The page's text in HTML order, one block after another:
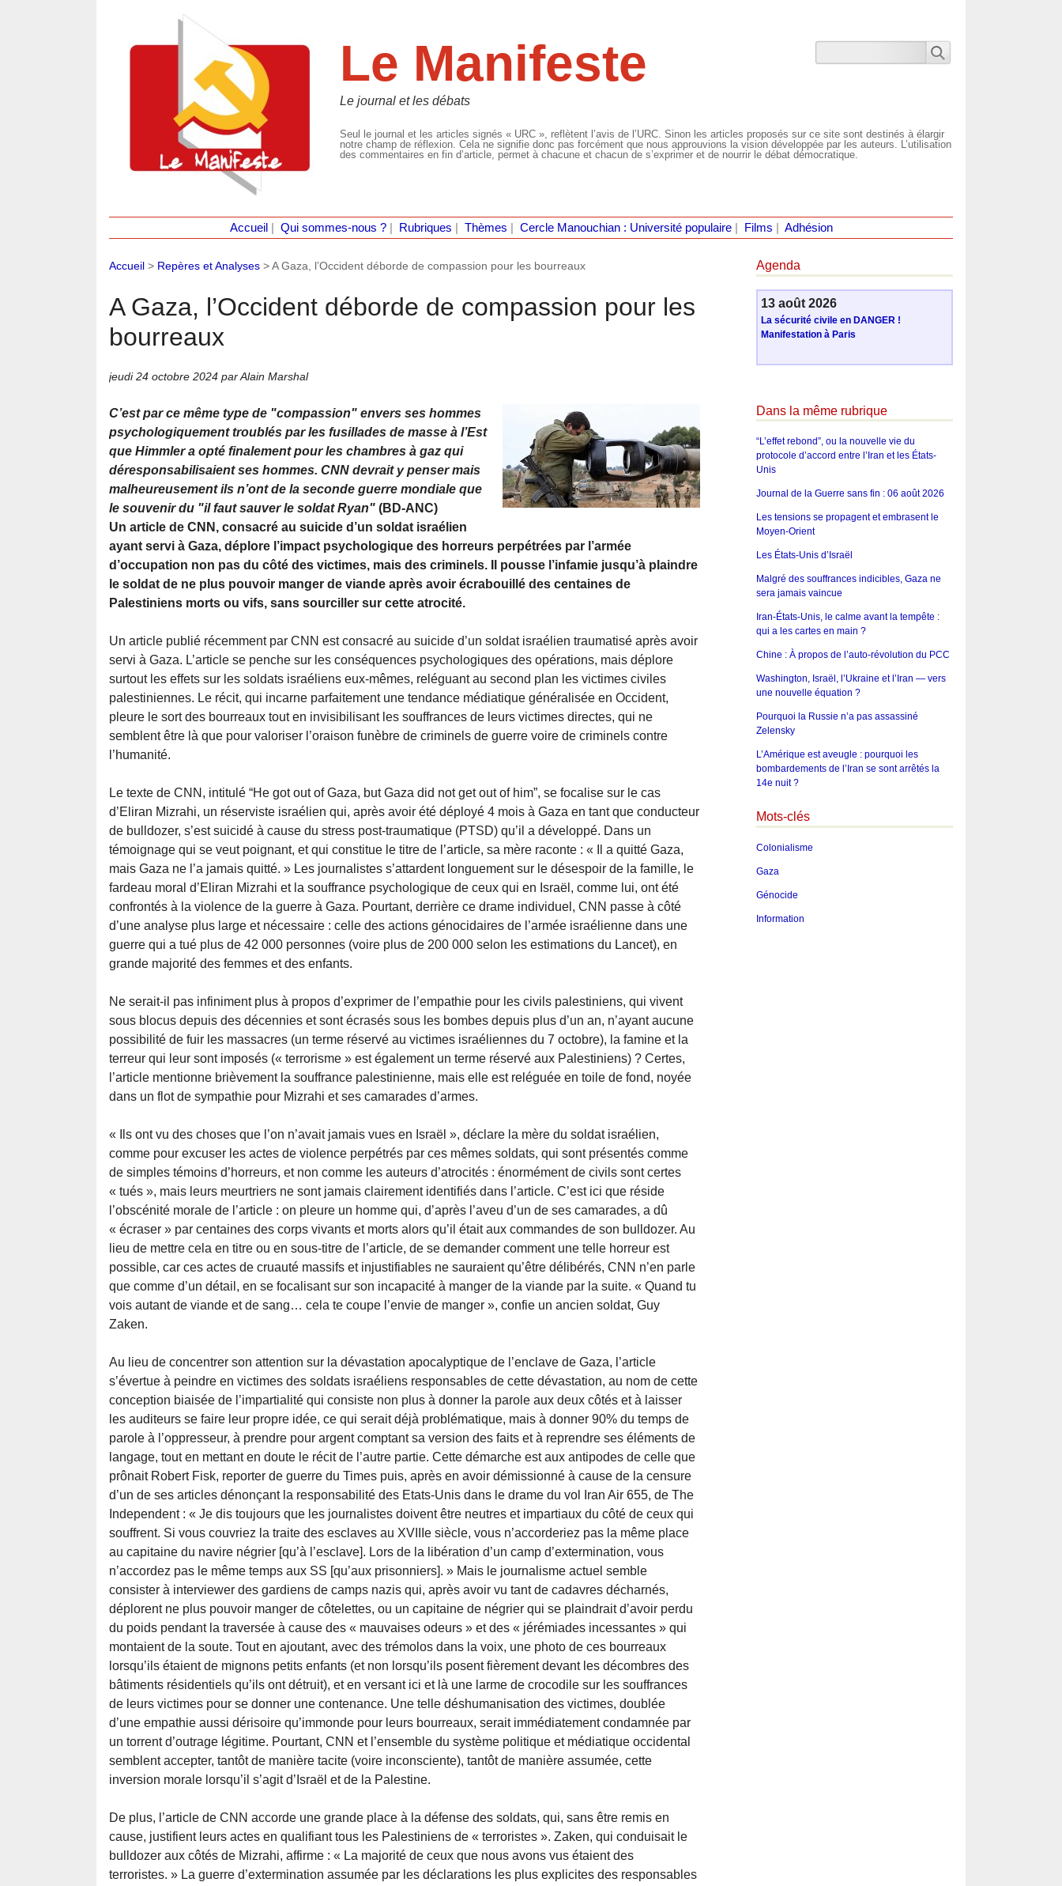
Le Manifeste
Le journal et les débats
Seul le journal et les articles signés « URC », reflètent l’avis de l’URC. Sinon les articles proposés sur ce site sont destinés à élargir
notre champ de réflexion. Cela ne signifie donc pas forcément que nous approuvions la vision développée par les auteurs. L’utilisation
des commentaires en fin d’article, permet à chacune et chacun de s’exprimer et de nourrir le débat démocratique.
Accueil Qui sommes-nous ?| Rubriques Thèmes Cercle Manouchian : Université populaire| Films Adhésion
Accueil > Repères et Analyses >A Gaza, l’Occident déborde de compassion pour les bourreaux
A Gaza, l’Occident déborde de compassion pour les
bourreaux
jeudi 24 octobre 2024 par Alain Marshal
C’est par ce même type de "compassion" envers ses hommes
psychologiquement troublés par les fusillades de masse à l’Est
que Himmler a opté finalement pour les chambres à gaz qui
déresponsabilisaient ses hommes. CNN devrait y penser mais
malheureusement ils n’ont de la seconde guerre mondiale que
le souvenir du "il faut sauver le soldat Ryan" (BD-ANC)
Un article de CNN, consacré au suicide d’un soldat israélien
ayant servi à Gaza, déplore l’impact psychologique des horreurs perpétrées par l’armée
d’occupation non pas du côté des victimes, mais des criminels. Il pousse l’infamie jusqu’à plaindre
le soldat de ne plus pouvoir manger de viande après avoir écrabouillé des centaines de
Palestiniens morts ou vifs, sans sourciller sur cette atrocité.
Un article publié récemment par CNN est consacré au suicide d’un soldat israélien traumatisé après avoir
servi à Gaza. L’article se penche sur les conséquences psychologiques des opérations, mais déplore
surtout les effets sur les soldats israéliens eux-mêmes, reléguant au second plan les victimes civiles
palestiniennes. Le récit, qui incarne parfaitement une tendance médiatique généralisée en Occident,
pleure le sort des bourreaux tout en invisibilisant les souffrances de leurs victimes directes, qui ne
semblent être là que pour valoriser l’oraison funèbre de criminels de guerre voire de criminels contre
l’humanité.
Le texte de CNN, intitulé “He got out of Gaza, but Gaza did not get out of him”, se focalise sur le cas
d’Eliran Mizrahi, un réserviste israélien qui, après avoir été déployé 4 mois à Gaza en tant que conducteur
de bulldozer, s’est suicidé à cause du stress post-traumatique (PTSD) qu’il a développé. Dans un
témoignage qui se veut poignant, et qui constitue le titre de l’article, sa mère raconte : « Il a quitté Gaza,
mais Gaza ne l’a jamais quitté. » Les journalistes s’attardent longuement sur le désespoir de la famille, le
fardeau moral d’Eliran Mizrahi et la souffrance psychologique de ceux qui en Israël, comme lui, ont été
confrontés à la violence de la guerre à Gaza. Pourtant, derrière ce drame individuel, CNN passe à côté
d’une analyse plus large et nécessaire : celle des actions génocidaires de l’armée israélienne dans une
guerre qui a tué plus de 42 000 personnes (voire plus de 200 000 selon les estimations du Lancet), en
grande majorité des femmes et des enfants.
Ne serait-il pas infiniment plus à propos d’exprimer de l’empathie pour les civils palestiniens, qui vivent
sous blocus depuis des décennies et sont écrasés sous les bombes depuis plus d’un an, n’ayant aucune
possibilité de fuir les massacres (un terme réservé au victimes israéliennes du 7 octobre), la famine et la
terreur qui leur sont imposés (« terrorisme » est également un terme réservé aux Palestiniens) ? Certes,
l’article mentionne brièvement la souffrance palestinienne, mais elle est reléguée en toile de fond, noyée
dans un flot de sympathie pour Mizrahi et ses camarades d’armes.
« Ils ont vu des choses que l’on n’avait jamais vues en Israël », déclare la mère du soldat israélien,
comme pour excuser les actes de violence perpétrés par ces mêmes soldats, qui sont présentés comme
de simples témoins d’horreurs, et non comme les auteurs d’atrocités : énormément de civils sont certes
« tués », mais leurs meurtriers ne sont jamais clairement identifiés dans l’article. C’est ici que réside
l’obscénité morale de l’article : on pleure un homme qui, d’après l’aveu d’un de ses camarades, a dû
« écraser » par centaines des corps vivants et morts alors qu’il était aux commandes de son bulldozer. Au
lieu de mettre cela en titre ou en sous-titre de l’article, de se demander comment une telle horreur est
possible, car ces actes de cruauté massifs et injustifiables ne sauraient qu’être délibérés, CNN n’en parle
que comme d’un détail, en se focalisant sur son incapacité à manger de la viande par la suite. « Quand tu
vois autant de viande et de sang… cela te coupe l’envie de manger », confie un ancien soldat, Guy
Zaken.
Au lieu de concentrer son attention sur la dévastation apocalyptique de l’enclave de Gaza, l’article
s’évertue à peindre en victimes des soldats israéliens responsables de cette dévastation, au nom de cette
conception biaisée de l’impartialité qui consiste non plus à donner la parole aux deux côtés et à laisser
les auditeurs se faire leur propre idée, ce qui serait déjà problématique, mais à donner 90% du temps de
parole à l’oppresseur, à prendre pour argent comptant sa version des faits et à reprendre ses éléments de
langage, tout en mettant en doute le récit de l’autre partie. Cette démarche est aux antipodes de celle que
prônait Robert Fisk, reporter de guerre du Times puis, après en avoir démissionné à cause de la censure
d’un de ses articles dénonçant la responsabilité des Etats-Unis dans le drame du vol Iran Air 655, de The
Independent : « Je dis toujours que les journalistes doivent être neutres et impartiaux du côté de ceux qui
souffrent. Si vous couvriez la traite des esclaves au XVIIIe siècle, vous n’accorderiez pas la même place
au capitaine du navire négrier [qu’à l’esclave]. Lors de la libération d’un camp d’extermination, vous
n’accordez pas le même temps aux SS [qu’aux prisonniers]. » Mais le journalisme actuel semble
consister à interviewer des gardiens de camps nazis qui, après avoir vu tant de cadavres décharnés,
déplorent ne plus pouvoir manger de côtelettes, ou un capitaine de négrier qui se plaindrait d’avoir perdu
du poids pendant la traversée à cause des « mauvaises odeurs » et des « jérémiades incessantes » qui
montaient de la soute. Tout en ajoutant, avec des trémolos dans la voix, une photo de ces bourreaux
lorsqu’ils étaient de mignons petits enfants (et non lorsqu’ils posent fièrement devant les décombres des
bâtiments résidentiels qu’ils ont détruit), et en versant ici et là une larme de crocodile sur les souffrances
de leurs victimes pour se donner une contenance. Une telle déshumanisation des victimes, doublée
d’une empathie aussi dérisoire qu’immonde pour leurs bourreaux, serait immédiatement condamnée par
un torrent d’outrage légitime. Pourtant, CNN et l’ensemble du système politique et médiatique occidental
semblent accepter, tantôt de manière tacite (voire inconsciente), tantôt de manière assumée, cette
inversion morale lorsqu’il s’agit d’Israël et de la Palestine.
De plus, l’article de CNN accorde une grande place à la défense des soldats, qui, sans être remis en
cause, justifient leurs actes en qualifiant tous les Palestiniens de « terroristes ». Zaken, qui conduisait le
bulldozer aux côtés de Mizrahi, affirme : « La majorité de ceux que nous avons vus étaient des
terroristes. » La guerre d’extermination assumée par les déclarations les plus explicites des responsables
Agenda
13 août 2026
La sécurité civile en DANGER !
Manifestation à Paris
Dans la même rubrique
“L’effet rebond”, ou la nouvelle vie du
protocole d’accord entre l’Iran et les États-
Unis
Journal de la Guerre sans fin : 06 août 2026
Les tensions se propagent et embrasent le
Moyen-Orient
Les États-Unis d’Israël
Malgré des souffrances indicibles, Gaza ne
sera jamais vaincue
Iran-États-Unis, le calme avant la tempête :
qui a les cartes en main ?
Chine : À propos de l’auto-révolution du PCC
Washington, Israël, l’Ukraine et l’Iran — vers
une nouvelle équation ?
Pourquoi la Russie n’a pas assassiné
Zelensky
L’Amérique est aveugle : pourquoi les
bombardements de l’Iran se sont arrêtés la
14e nuit ?
Mots-clés
Colonialisme
Gaza
Génocide
Information